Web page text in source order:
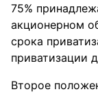
75%
акционерном
срока
приватизации
Второе